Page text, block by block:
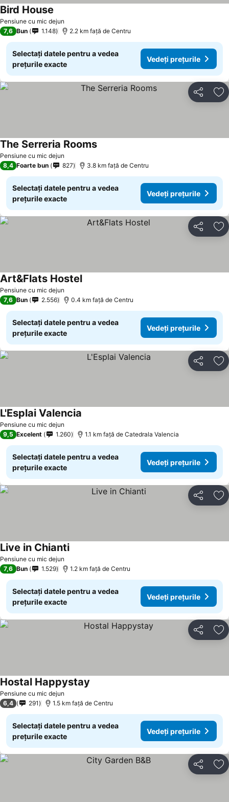
Pensiune cu mic dejun
Bird House
7,6 Bun 1.148 2.2 km faţă de Centru
Selectați datele pentru a vedea
prețurile exacte
Vedeți prețurile
Distribuiți
Pensiune cu mic dejun
The Serreria RoomsVedeți prețurile
8,4 Foarte bun 827 3.8 km faţă de Centru
Selectați datele pentru a vedea
prețurile exacte
Vedeți prețurile
Distribuiți
Pensiune cu mic dejun
Art&Flats HostelVedeți prețurile
7,6 Bun 2.556 0.4 km faţă de Centru
Selectați datele pentru a vedea
prețurile exacte
Vedeți prețurile
Distribuiți
Pensiune cu mic dejun
L'Esplai Valencia
9,5 Excelent 1.260 1.1 km faţă de Catedrala Valencia
Selectați datele pentru a vedea
prețurile exacte
Vedeți prețurile
Distribuiți
Pensiune cu mic dejun
Live in ChiantiVedeți prețurile
7,6 Bun 1.529 1.2 km faţă de Centru
Selectați datele pentru a vedea
prețurile exacte
Vedeți prețurile
Distribuiți
Pensiune cu mic dejun
Hostal Happystay
6,4 291 1.5 km faţă de Centru
Selectați datele pentru a vedea
prețurile exacte
Vedeți prețurile
Distribuiți